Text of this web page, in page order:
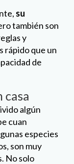
su
también son
y
rápido que un
de
casa
algún
cuan
especies
son muy
No solo